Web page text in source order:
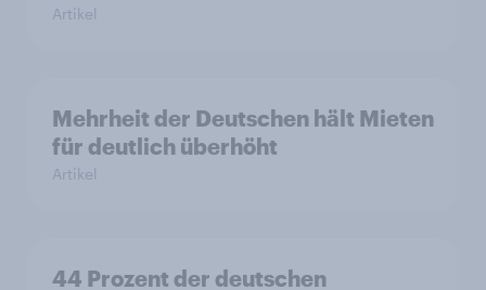
Artikel
Mehrheit der Deutschen hält Mieten
für deutlich überhöht
Artikel
44 Prozent der deutschen